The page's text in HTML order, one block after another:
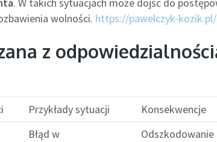
wolności. https://pawelczyk-kozik.pl/
z
Przykłady sytuacji
Konsekwencje
Błąd w